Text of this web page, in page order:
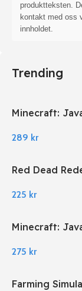
produktteksten.
kontakt med oss
innholdet.
Trending
Minecraft:
289 kr
Red Dead
225 kr
Minecraft:
275 kr
Farming